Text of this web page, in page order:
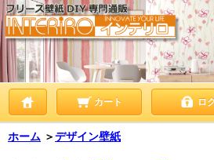
カート ロ
ホーム ＞デザイン壁紙